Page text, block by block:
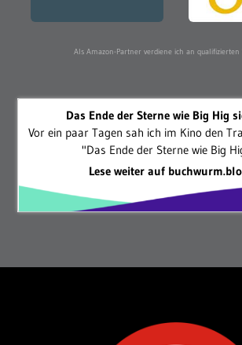
Als Amazon-Partner verdiene ich an qualifizierten
Das Ende der Sterne wie Big Hig
Vor ein paar Tagen sah ich im Kino den
"Das Ende der Sterne wie Big
Lese weiter auf